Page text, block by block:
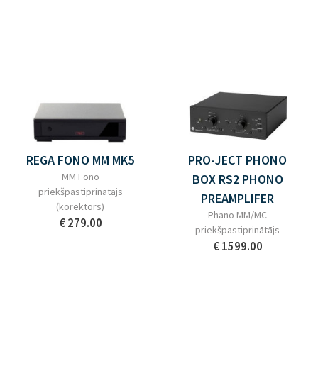
REGA FONO MM MK5
MM Fono
priekšpastiprinātājs
(korektors)
€ 279.00
PRO-JECT PHONO
BOX RS2 PHONO
PREAMPLIFER
Phano MM/MC
priekšpastiprinātājs
€ 1599.00